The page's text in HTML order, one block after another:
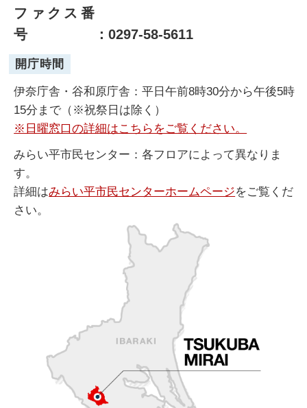
ファクス番
号
：0297-58-5611
開庁時間
伊奈庁舎・谷和原庁舎：平日午前8時30分から午後5時
15分まで（※祝祭日は除く）
※日曜窓口の詳細はこちらをご覧ください。
みらい平市民センター：各フロアによって異なりま
す。
詳細はみらい平市民センターホームページをご覧くだ
さい。